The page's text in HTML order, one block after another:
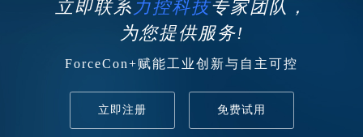
立即联系 力控科技专家团队，
为您提供服务!
ForceCon+赋能工业创新与自主可控
立即注册 免费试用